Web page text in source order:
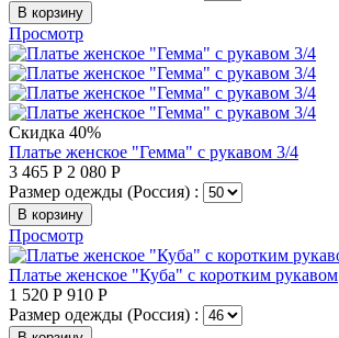
В корзину
Просмотр
Скидка 40%
Платье женское "Гемма" с рукавом 3/4
3 465 Р 2 080 Р
Размер одежды (Россия) :
В корзину
Просмотр
Платье женское "Куба" с коротким рукавом
1 520 Р 910 Р
Размер одежды (Россия) :